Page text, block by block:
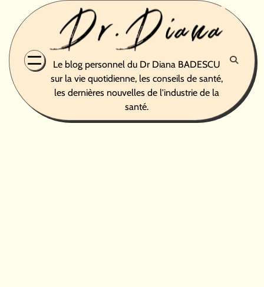
content
Le blog personnel du Dr Diana BADESCU
sur la vie quotidienne, les conseils de santé,
les dernières nouvelles de l'industrie de la
santé.